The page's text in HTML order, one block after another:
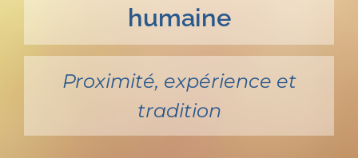
humaine
Proximité, expérience et
tradition